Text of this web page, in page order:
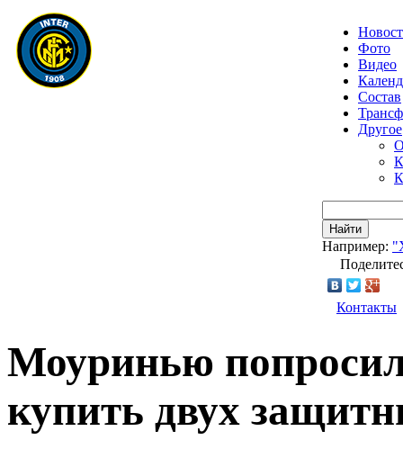
Фото
Видео
Состав
Другое
Найти
Например:
Контакты
Моуринью
купить двух